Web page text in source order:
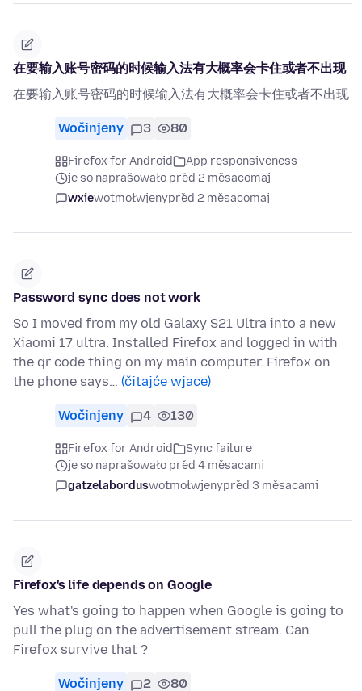
在要输入账号密码的时候输入法有大概率会卡住或者不出现
在要输入账号密码的时候输入法有大概率会卡住或者不出现
Wočinjeny 3 80
Firefox for Android
App responsiveness
je so naprašowało před 2 měsacomaj
wxiewotmołwjenypřed 2 měsacomaj
Password sync does not work
So I moved from my old Galaxy S21 Ultra into a new
Xiaomi 17 ultra. Installed Firefox and logged in with
the qr code thing on my main computer. Firefox on
the phone says… (čitajće wjace)
Wočinjeny 4 130
Firefox for Android
Sync failure
je so naprašowało před 4 měsacami
gatzelaborduswotmołwjenypřed 3 měsacami
Firefox's life depends on Google
Yes what's going to happen when Google is going to
pull the plug on the advertisement stream. Can
Firefox survive that ?
Wočinjeny 2 80